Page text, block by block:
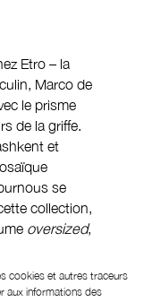
cookies et autres traceurs
aux informations des
Etro – la
Marco de
le prisme
de la griffe.
et
se
collection,
oversized,
tentations